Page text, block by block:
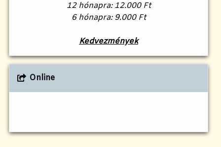
12 hónapra: 12.000 Ft
6 hónapra: 9.000 Ft
Kedvezmények
Online